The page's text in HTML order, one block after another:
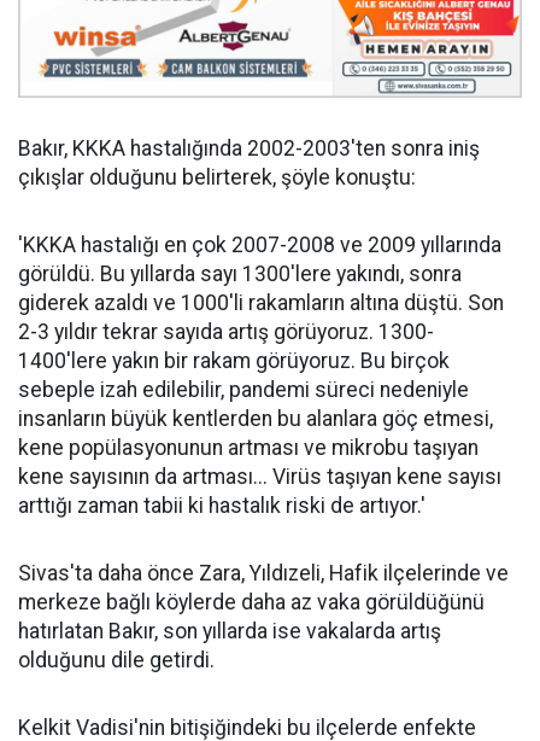
Bakır, KKKA hastalığında 2002-2003'ten sonra iniş
çıkışlar olduğunu belirterek, şöyle konuştu:
'KKKA hastalığı en çok 2007-2008 ve 2009 yıllarında
görüldü. Bu yıllarda sayı 1300'lere yakındı, sonra
giderek azaldı ve 1000'li rakamların altına düştü. Son
2-3 yıldır tekrar sayıda artış görüyoruz. 1300-
1400'lere yakın bir rakam görüyoruz. Bu birçok
sebeple izah edilebilir, pandemi süreci nedeniyle
insanların büyük kentlerden bu alanlara göç etmesi,
kene popülasyonunun artması ve mikrobu taşıyan
kene sayısının da artması... Virüs taşıyan kene sayısı
arttığı zaman tabii ki hastalık riski de artıyor.'
Sivas'ta daha önce Zara, Yıldızeli, Hafik ilçelerinde ve
merkeze bağlı köylerde daha az vaka görüldüğünü
hatırlatan Bakır, son yıllarda ise vakalarda artış
olduğunu dile getirdi.
Kelkit Vadisi'nin bitişiğindeki bu ilçelerde enfekte